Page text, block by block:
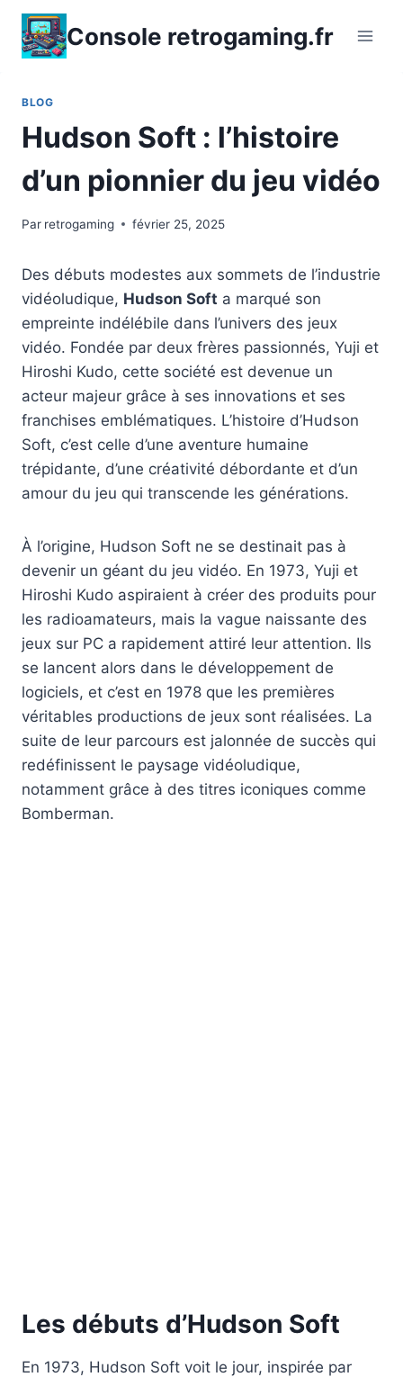
Aller
contenu
Console retrogaming.fr
BLOG
Hudson Soft : l’histoire
d’un pionnier du jeu vidéo
Par retrogaming février 25, 2025
Des débuts modestes aux sommets de l’industrie
vidéoludique, Hudson Soft a marqué son
empreinte indélébile dans l’univers des jeux
vidéo. Fondée par deux frères passionnés, Yuji et
Hiroshi Kudo, cette société est devenue un
acteur majeur grâce à ses innovations et ses
franchises emblématiques. L’histoire d’Hudson
Soft, c’est celle d’une aventure humaine
trépidante, d’une créativité débordante et d’un
amour du jeu qui transcende les générations.
À l’origine, Hudson Soft ne se destinait pas à
devenir un géant du jeu vidéo. En 1973, Yuji et
Hiroshi Kudo aspiraient à créer des produits pour
les radioamateurs, mais la vague naissante des
jeux sur PC a rapidement attiré leur attention. Ils
se lancent alors dans le développement de
logiciels, et c’est en 1978 que les premières
véritables productions de jeux sont réalisées. La
suite de leur parcours est jalonnée de succès qui
redéfinissent le paysage vidéoludique,
notamment grâce à des titres iconiques comme
Bomberman.
Les débuts d’Hudson Soft
En 1973, Hudson Soft voit le jour, inspirée par